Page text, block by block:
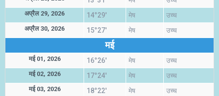
अप्रैल 29, 2026 14°29' मेष उच्च
अप्रैल 30, 2026 15°27' मेष उच्च
मई
मई 01, 2026 16°26' मेष उच्च
मई 02, 2026 17°24' मेष उच्च
मई 03, 2026 18°22' मेष उच्च